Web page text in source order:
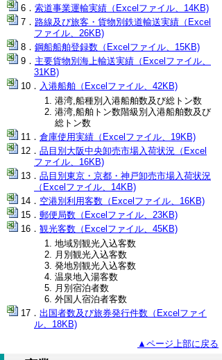
索道事業運輸実績（Excelファイル、14KB)
路線及び旅客・貨物別鉄道輸送実績（Excel
ファイル、26KB)
鋼船船舶登録数（Excelファイル、15KB)
主要貨物別海上輸送実績（Excelファイル、
31KB)
入港船舶（Excelファイル、42KB)
港湾,船種別入港船舶数及び総トン数
港湾,船舶トン数階級別入港船舶数及び
総トン数
倉庫使用実績（Excelファイル、19KB)
品目別大阪中央卸売市場入荷状況（Excel
ファイル、16KB)
品目別東京・京都・神戸卸売市場入荷状況
（Excelファイル、14KB)
空港別利用客数（Excelファイル、16KB)
郵便局数（Excelファイル、23KB)
観光客数（Excelファイル、45KB)
地域別観光入込客数
月別観光入込客数
発地別観光入込客数
温泉地入湯客数
月別宿泊者数
外国人宿泊者客数
出国者数及び旅券発行件数（Excelファイ
ル、18KB)
▲ページ上部に戻る